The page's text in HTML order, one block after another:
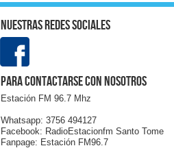
Nuestras redes sociales
Para contactarse con nosotros
Estación FM 96.7 Mhz
Whatsapp: 3756 494127
Facebook: RadioEstacionfm Santo Tome
Fanpage: Estación FM96.7